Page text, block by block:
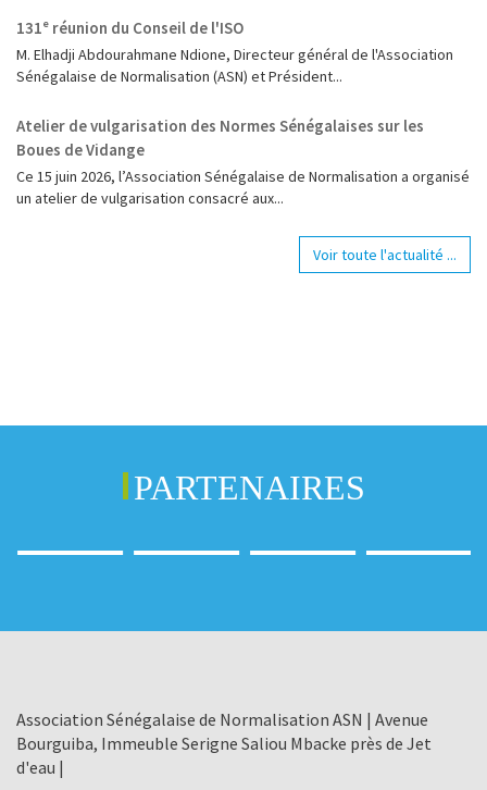
131ᵉ réunion du Conseil de l'ISO
M. Elhadji Abdourahmane Ndione, Directeur général de l'Association
Sénégalaise de Normalisation (ASN) et Président...
Atelier de vulgarisation des Normes Sénégalaises sur les
Boues de Vidange
Ce 15 juin 2026, l’Association Sénégalaise de Normalisation a organisé
un atelier de vulgarisation consacré aux...
Voir toute l'actualité ...
PARTENAIRES
Association Sénégalaise de Normalisation ASN | Avenue
Bourguiba, Immeuble Serigne Saliou Mbacke près de Jet
d'eau |